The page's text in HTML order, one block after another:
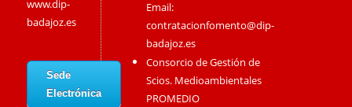
www.dip-
badajoz.es
Sede
Electrónica
Email:
contratacionfomento@dip-
badajoz.es
Consorcio de Gestión de
Scios. Medioambientales
PROMEDIO